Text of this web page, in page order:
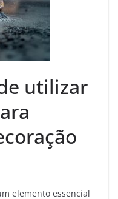
utilizar
elemento essencial